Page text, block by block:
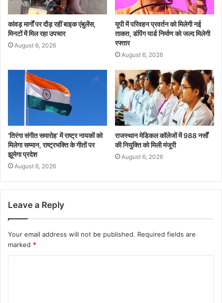
कांवड़ मार्गों पर दौड़ रहीं बाइक एंबुलेंस,
मिनटों में मिल रहा उपचार
August 6, 2026
यूपी में परिवहन प्रवर्तन को मिलेगी नई
ताकत, डंपिंग यार्ड निर्माण को जल्द मिलेगी
रफ्तार
August 6, 2026
‘तिरंगा संगीत समारोह’ में राष्ट्र नायकों को
मिलेगा सम्मान, राष्ट्रभक्ति के गीतों पर
झूमेगा प्रदेश
August 6, 2026
राजस्थान मेडिकल कॉलेजों में 988 नर्सों
की नियुक्ति को मिली मंजूरी
August 6, 2026
Leave a Reply
Your email address will not be published. Required fields are
marked *